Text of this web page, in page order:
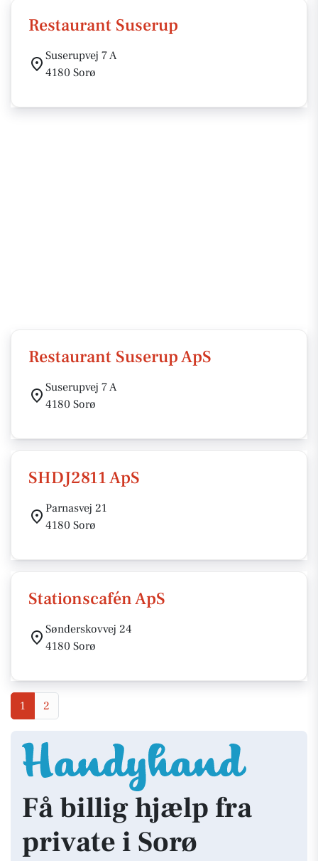
Restaurant Suserup
Suserupvej 7 A
4180 Sorø
Restaurant Suserup ApS
Suserupvej 7 A
4180 Sorø
SHDJ2811 ApS
Parnasvej 21
4180 Sorø
Stationscafén ApS
Sønderskovvej 24
4180 Sorø
1 2
Få billig hjælp fra
private i Sorø